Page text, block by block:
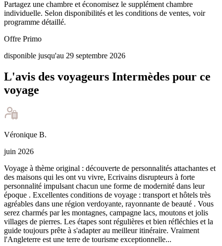
Partagez une chambre et économisez le supplément chambre
individuelle. Selon disponibilités et les conditions de ventes, voir
programme détaillé.
Offre Primo
disponible jusqu'au 29 septembre 2026
L'avis des voyageurs Intermèdes pour ce
voyage
Véronique B.
juin 2026
Voyage à thème original : découverte de personnalités attachantes et
des maisons qui les ont vu vivre, Ecrivains disrupteurs à forte
personnalité impulsant chacun une forme de modernité dans leur
époque . Excellentes conditions de voyage : transport et hôtels très
agréables dans une région verdoyante, rayonnante de beauté . Vous
serez charmés par les montagnes, campagne lacs, moutons et jolis
villages de pierres. Les étapes sont régulières et bien réfléchies et la
guide toujours prête à s'adapter au meilleur itinéraire. Vraiment
l'Angleterre est une terre de tourisme exceptionnelle...